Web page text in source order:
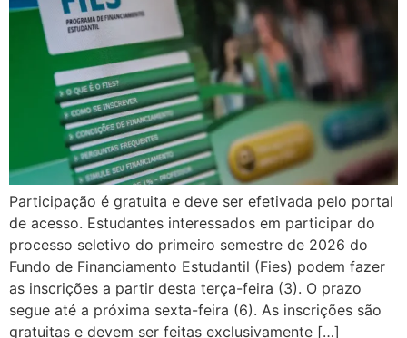
Participação é gratuita e deve ser efetivada pelo portal
de acesso. Estudantes interessados em participar do
processo seletivo do primeiro semestre de 2026 do
Fundo de Financiamento Estudantil (Fies) podem fazer
as inscrições a partir desta terça-feira (3). O prazo
segue até a próxima sexta-feira (6). As inscrições são
gratuitas e devem ser feitas exclusivamente […]